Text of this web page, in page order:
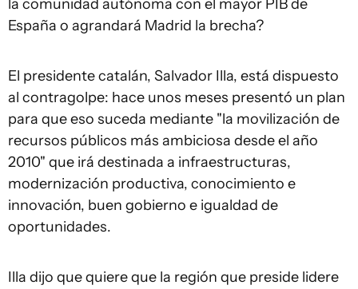
la comunidad autónoma con el mayor PIB de
España o agrandará Madrid la brecha?
El presidente catalán, Salvador Illa, está dispuesto
al contragolpe: hace unos meses presentó un plan
para que eso suceda mediante "la movilización de
recursos públicos más ambiciosa desde el año
2010" que irá destinada a infraestructuras,
modernización productiva, conocimiento e
innovación, buen gobierno e igualdad de
oportunidades.
Illa dijo que quiere que la región que preside lidere